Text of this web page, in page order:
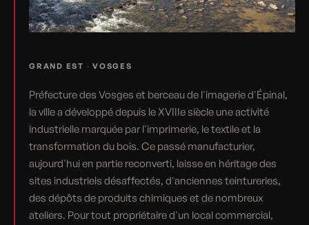
GRAND EST ·VOSGES
Préfecture des Vosges et berceau de l'imagerie d'Épinal,
la ville a développé depuis le XVIIIe siècle une activité
industrielle marquée par l'imprimerie, le textile et la
transformation du bois. Ce passé manufacturier,
aujourd'hui en partie reconverti, laisse en héritage des
sites industriels désaffectés, d'anciennes teintureries,
des dépôts de produits chimiques et de nombreux
ateliers. Pour tout propriétaire d'un local commercial,